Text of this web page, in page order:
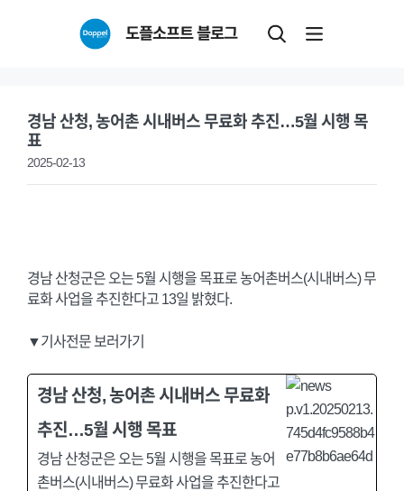
도플소프트 블로그
경남 산청, 농어촌 시내버스 무료화 추진…5월 시행 목
표
2025-02-13
경남 산청군은 오는 5월 시행을 목표로 농어촌버스(시내버스) 무
료화 사업을 추진한다고 13일 밝혔다.
▼기사전문 보러가기
경남 산청, 농어촌 시내버스 무료화
추진…5월 시행 목표
경남 산청군은 오는 5월 시행을 목표로 농어
촌버스(시내버스) 무료화 사업을 추진한다고